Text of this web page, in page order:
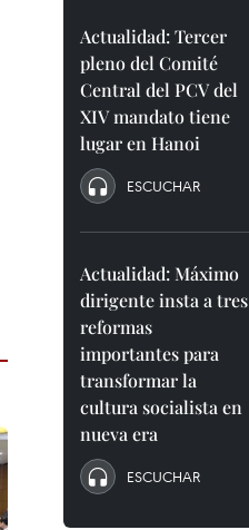
Actualidad: Tercer
pleno del Comité
Central del PCV del
XIV mandato tiene
lugar en Hanoi
ESCUCHAR
Actualidad: Máximo
dirigente insta a tres
reformas
importantes para
transformar la
cultura socialista en
nueva era
ESCUCHAR